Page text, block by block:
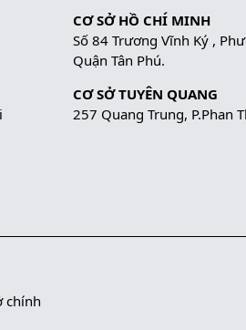
CƠ SỞ HỒ CHÍ MINH
Số 84 Trương Vĩnh Ký ,
Quận Tân Phú.
CƠ SỞ TUYÊN QUANG
257 Quang Trung, P.Phan
chính